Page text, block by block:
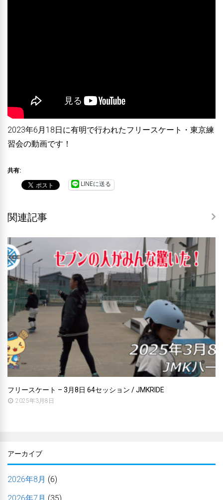
2023年6月18日に有明で行われたフリースケート・東京練
習会の動画です！
共有:
LINEに送る
関連記事
フリースケート – 3月8日 64セッション / JMKRIDE
2025年3月8日
アーカイブ
2026年8月 (6)